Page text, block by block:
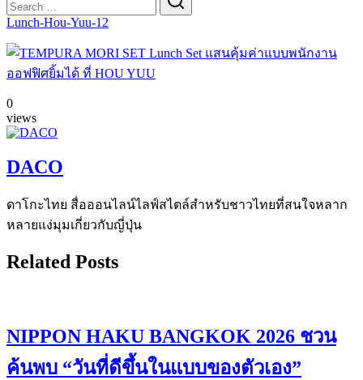
for:
Lunch-Hou-Yuu-12
0
views
DACO
ดาโกะไทย สื่อออนไลน์ไลฟ์สไตล์สำหรับชาวไทยที่สนใจหลาก
หลายแง่มุมเกี่ยวกับญี่ปุ่น
Related Posts
NIPPON HAKU BANGKOK 2026 ชวน
ค้นพบ “วันที่ดีขึ้นในแบบของตัวเอง”